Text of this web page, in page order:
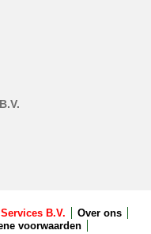
B.V.
Over ons
voorwaarden